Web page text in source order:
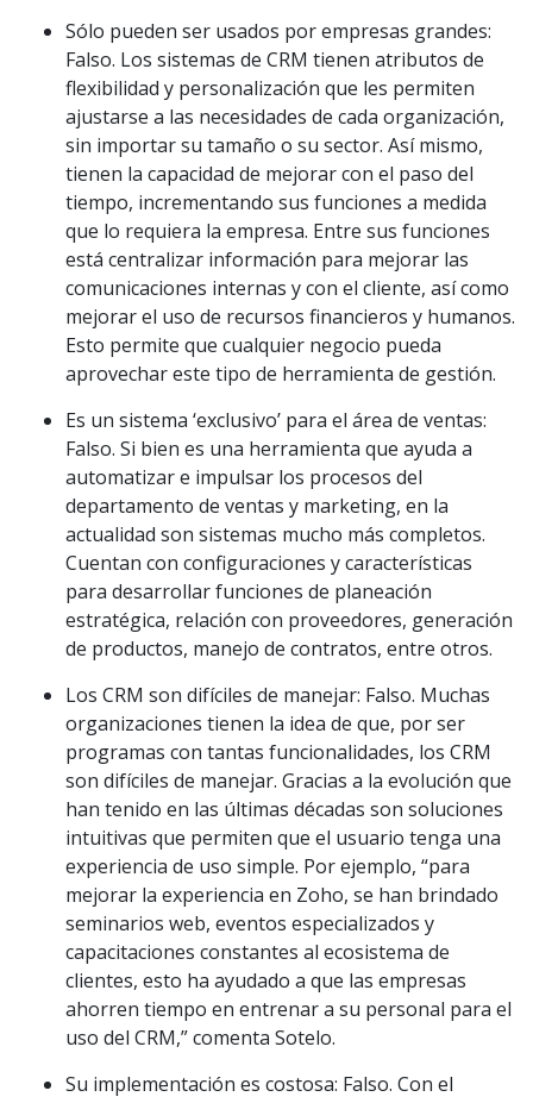
Sólo pueden ser usados por empresas grandes:
Falso. Los sistemas de CRM tienen atributos de
flexibilidad y personalización que les permiten
ajustarse a las necesidades de cada organización,
sin importar su tamaño o su sector. Así mismo,
tienen la capacidad de mejorar con el paso del
tiempo, incrementando sus funciones a medida
que lo requiera la empresa. Entre sus funciones
está centralizar información para mejorar las
comunicaciones internas y con el cliente, así como
mejorar el uso de recursos financieros y humanos.
Esto permite que cualquier negocio pueda
aprovechar este tipo de herramienta de gestión.
Es un sistema ‘exclusivo’ para el área de ventas:
Falso. Si bien es una herramienta que ayuda a
automatizar e impulsar los procesos del
departamento de ventas y marketing, en la
actualidad son sistemas mucho más completos.
Cuentan con configuraciones y características
para desarrollar funciones de planeación
estratégica, relación con proveedores, generación
de productos, manejo de contratos, entre otros.
Los CRM son difíciles de manejar: Falso. Muchas
organizaciones tienen la idea de que, por ser
programas con tantas funcionalidades, los CRM
son difíciles de manejar. Gracias a la evolución que
han tenido en las últimas décadas son soluciones
intuitivas que permiten que el usuario tenga una
experiencia de uso simple. Por ejemplo, “para
mejorar la experiencia en Zoho, se han brindado
seminarios web, eventos especializados y
capacitaciones constantes al ecosistema de
clientes, esto ha ayudado a que las empresas
ahorren tiempo en entrenar a su personal para el
uso del CRM,” comenta Sotelo.
Su implementación es costosa: Falso. Con el